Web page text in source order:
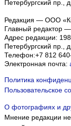
Петербургский пр.,
Редакция — ООО
Главный редактор
Адрес редакции:
Петербургский пр.,
Телефон:+7 812
Электронная почта:
Политика
Пользовательское
О фотографиях и
Мнение редакции не